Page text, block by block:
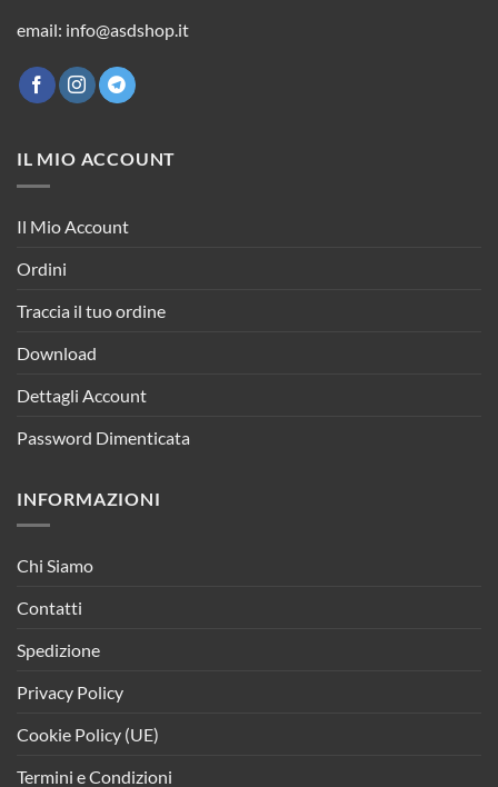
email: info@asdshop.it
IL MIO ACCOUNT
Il Mio Account
Ordini
Traccia il tuo ordine
Download
Dettagli Account
Password Dimenticata
INFORMAZIONI
Chi Siamo
Contatti
Spedizione
Privacy Policy
Cookie Policy (UE)
Termini e Condizioni